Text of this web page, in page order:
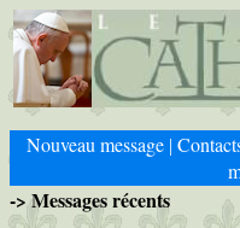
Nouveau message |
-> Messages récents